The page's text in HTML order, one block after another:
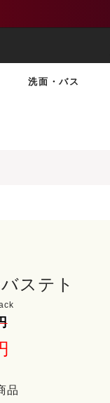
洗面・バス
ステト
品